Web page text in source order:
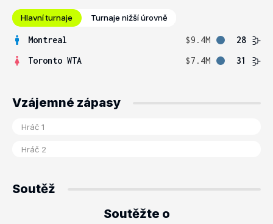
Hlavní turnaje Turnaje nižší úrovně
Montreal $9.4M
28
Toronto WTA
$7.4M 31
Vzájemné zápasy
Soutěž
Soutěžte o